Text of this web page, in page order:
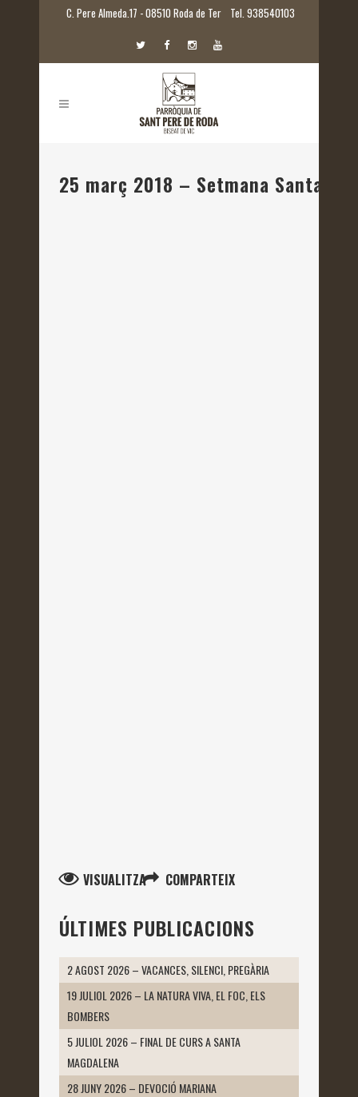
C. Pere Almeda.17 - 08510 Roda de Ter Tel. 938540103
25 març 2018 – Setmana Santa
VISUALITZA COMPARTEIX
ÚLTIMES PUBLICACIONS
2 AGOST 2026 – VACANCES, SILENCI, PREGÀRIA
19 JULIOL 2026 – LA NATURA VIVA, EL FOC, ELS
BOMBERS
5 JULIOL 2026 – FINAL DE CURS A SANTA
MAGDALENA
28 JUNY 2026 – DEVOCIÓ MARIANA